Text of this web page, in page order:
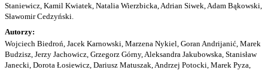
Staniewicz, Kamil Kwiatek, Natalia Wierzbicka, Adrian Siwek, Adam Bąkowski,
Sławomir Cedzyński.
Autorzy:
Wojciech Biedroń, Jacek Karnowski, Marzena Nykiel, Goran Andrijanić, Marek
Budzisz, Jerzy Jachowicz, Grzegorz Górny, Aleksandra Jakubowska, Stanisław
Janecki, Dorota Łosiewicz, Dariusz Matuszak, Andrzej Potocki, Marek Pyza,